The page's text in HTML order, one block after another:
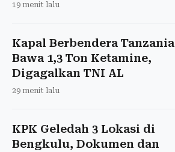
19 menit lalu
Kapal Berbendera Tanzania
Bawa 1,3 Ton Ketamine,
Digagalkan TNI AL
29 menit lalu
KPK Geledah 3 Lokasi di
Bengkulu, Dokumen dan